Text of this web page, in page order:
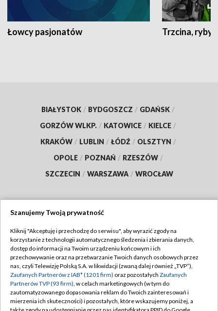
Łowcy pasjonatów Trzcina, ryby
BIAŁYSTOK / BYDGOSZCZ / GDAŃSK /
GORZÓW WLKP. / KATOWICE / KIELCE /
KRAKÓW / LUBLIN / ŁÓDŹ / OLSZTYN /
OPOLE / POZNAŃ / RZESZÓW /
SZCZECIN / WARSZAWA / WROCŁAW
TVP
Abonament TVP
Emisja w TVP
Centrum informacji TVP
Naziemna Telewizja Cyfrowa
Regulamin TVP
Polityka prywatności
Moje zgody
Pomoc
Szanujemy Twoją prywatność
Kliknij "Akceptuję i przechodzę do serwisu", aby wyrazić zgody na
korzystanie z technologii automatycznego śledzenia i zbierania danych,
dostęp do informacji na Twoim urządzeniu końcowym i ich
przechowywanie oraz na przetwarzanie Twoich danych osobowych przez
nas, czyli Telewizję Polską S.A. w likwidacji (zwaną dalej również „TVP”),
Zaufanych Partnerów z IAB* (1201 firm) oraz pozostałych Zaufanych
Partnerów TVP (93 firm), w celach marketingowych (w tym do
zautomatyzowanego dopasowania reklam do Twoich zainteresowań i
mierzenia ich skuteczności) i pozostałych, które wskazujemy poniżej, a